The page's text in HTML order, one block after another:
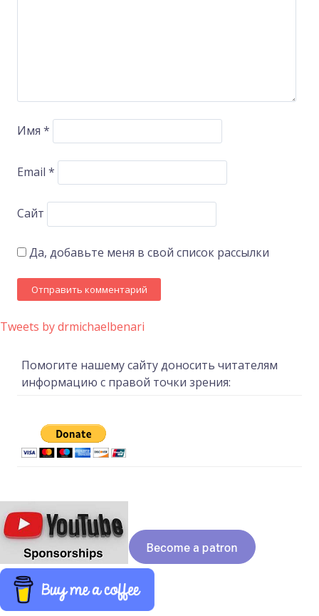
Имя *
Email *
Сайт
Да, добавьте меня в свой список рассылки
Tweets by drmichaelbenari
Помогите нашему сайту доносить читателям
информацию с правой точки зрения: